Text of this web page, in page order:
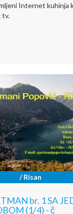
Internet kuhinja
tv.
/ Risan
br. 1 SA
(1/4) - č